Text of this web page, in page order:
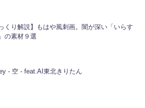
っくり解説】もはや風刺画。闇が深い「いらす
の素材９選
- 空 - feat.AI東北きりたん